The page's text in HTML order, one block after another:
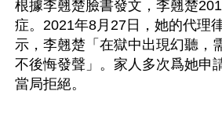
根據李翹楚臉書發文，李翹楚
症。2021年8月27日，她的代理
示，李翹楚「在獄中出現幻聽，
不後悔發聲」。家人多次爲她申
當局拒絕。